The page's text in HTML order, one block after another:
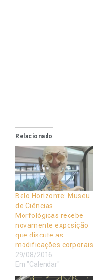
Relacionado
Belo Horizonte: Museu
de Ciências
Morfológicas recebe
novamente exposição
que discute as
modificações corporais
29/08/2016
Em "Calendar"